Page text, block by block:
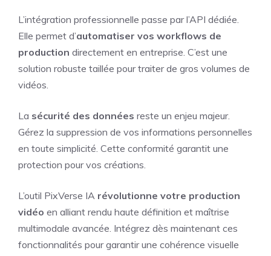
L’intégration professionnelle passe par l’API dédiée.
Elle permet d’automatiser vos workflows de
production directement en entreprise. C’est une
solution robuste taillée pour traiter de gros volumes de
vidéos.
La sécurité des données reste un enjeu majeur.
Gérez la suppression de vos informations personnelles
en toute simplicité. Cette conformité garantit une
protection pour vos créations.
L’outil PixVerse IA révolutionne votre production
vidéo en alliant rendu haute définition et maîtrise
multimodale avancée. Intégrez dès maintenant ces
fonctionnalités pour garantir une cohérence visuelle